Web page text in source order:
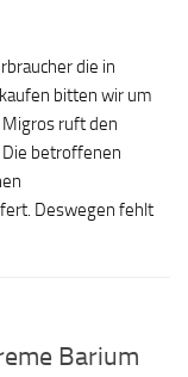
die in
bitten wir um
ruft den
Die betroffenen
Deswegen fehlt
Barium